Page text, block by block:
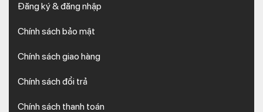
Đăng ký & đăng nhập
Chính sách bảo mật
Chính sách giao hàng
Chính sách đổi trả
Chính sách thanh toán